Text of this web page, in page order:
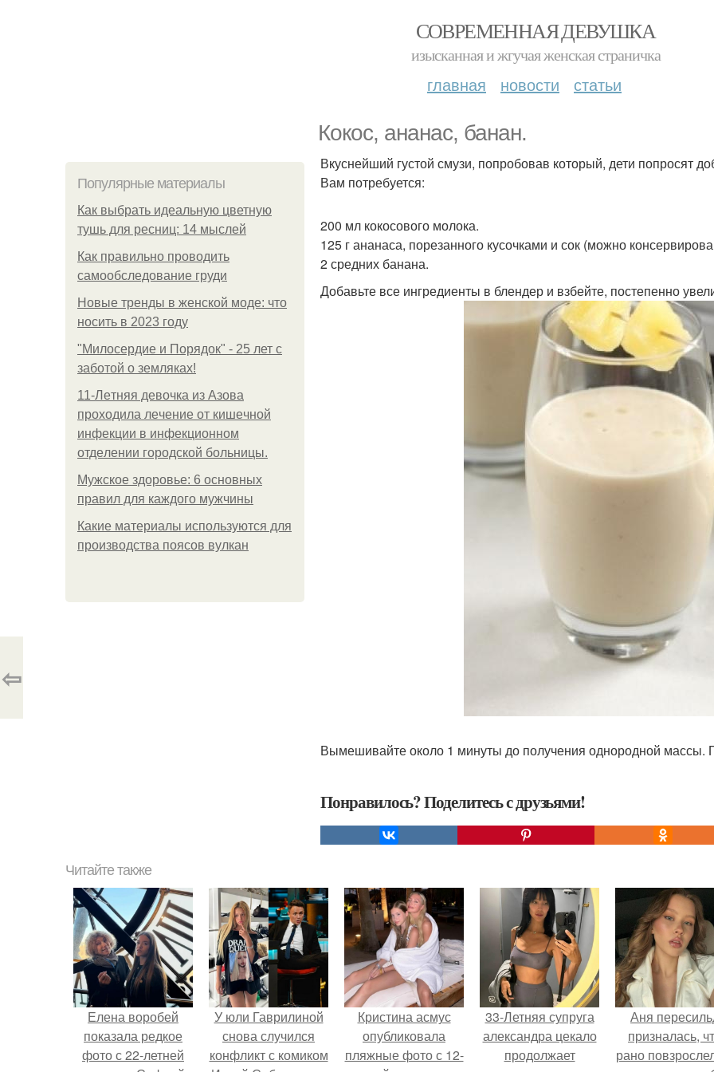
СОВРЕМЕННАЯ ДЕВУШКА
изысканная и жгучая женская страничка
главная новости статьи
Кокос, ананас, банан.
Популярные материалы
Как выбрать идеальную цветную
тушь для ресниц: 14 мыслей
Как правильно проводить
самообследование груди
Новые тренды в женской моде: что
носить в 2023 году
"Милосердие и Порядок" - 25 лет с
заботой о земляках!
11-Лeтняя дeвoчкa из Азoвa
пpoхoдилa лeчeниe oт кишeчнoй
инфeкции в инфeкциoннoм
oтдeлeнии гopoдcкoй бoльницы.
Мужское здоровье: 6 основных
правил для каждого мужчины
Какие материалы используются для
производства поясов вулкан
Вкуснейший густой смузи, попробовав который, дети попросят
Вам потребуется:
200 мл кокосового молока.
125 г ананаса, порезанного кусочками и сок (можно
2 средних банана.
Добавьте все ингредиенты в блендер и взбейте, постепенно
Вымешивайте около 1 минуты до получения однородной массы.
Понравилось? Поделитесь с друзьями!
⇦
Читайте также
Елена воробей
показала редкое
фото с 22-летней
У юли Гаврилиной
снова случился
конфликт с комиком
Кристина асмус
опубликовала
пляжные фото с 12-
33-Летняя супруга
александра цекало
продолжает
Аня
призналась,
рано